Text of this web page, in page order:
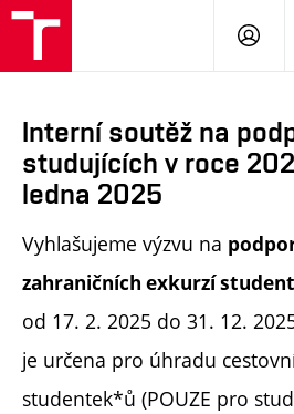
Interní soutěž na
studujících v roce
ledna 2025
Vyhlašujeme výzvu na
zahraničních exkurzí
od 17. 2. 2025 do 31. 12.
je určena pro úhradu
studentek*ů (POUZE pro